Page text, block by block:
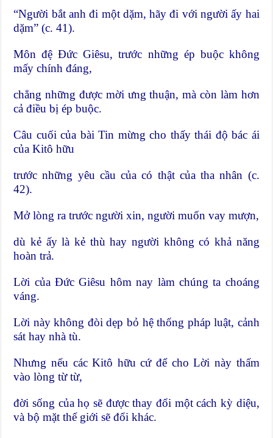
“Người bắt anh đi một dặm, hãy đi với người ấy hai
dặm” (c. 41).
Môn đệ Đức Giêsu, trước những ép buộc không
mấy chính đáng,
chẳng những được mời ưng thuận, mà còn làm hơn
cả điều bị ép buộc.
Câu cuối của bài Tin mừng cho thấy thái độ bác ái
của Kitô hữu
trước những yêu cầu của có thật của tha nhân (c.
42).
Mở lòng ra trước người xin, người muốn vay mượn,
dù kẻ ấy là kẻ thù hay người không có khả năng
hoàn trả.
Lời của Đức Giêsu hôm nay làm chúng ta choáng
váng.
Lời này không đòi dẹp bỏ hệ thống pháp luật, cảnh
sát hay nhà tù.
Nhưng nếu các Kitô hữu cứ để cho Lời này thấm
vào lòng từ từ,
đời sống của họ sẽ được thay đổi một cách kỳ diệu,
và bộ mặt thế giới sẽ đổi khác.